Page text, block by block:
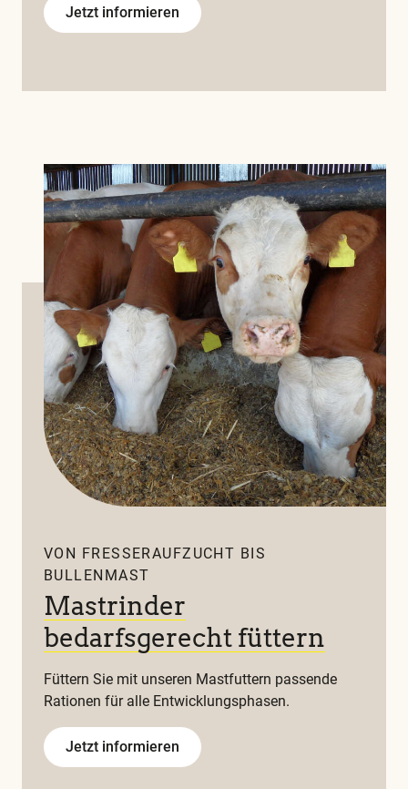
Jetzt informieren
VON FRESSERAUFZUCHT BIS
BULLENMAST
Mastrinder
bedarfsgerecht füttern
Füttern Sie mit unseren Mastfuttern passende
Rationen für alle Entwicklungsphasen.
Jetzt informieren